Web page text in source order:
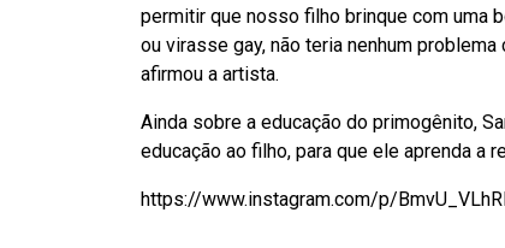
permitir que nosso filho brinque com uma
ou virasse gay, não teria nenhum
afirmou a artista.
Ainda sobre a educação do primogênito,
educação ao filho, para que ele aprenda a
https://www.instagram.com/p/